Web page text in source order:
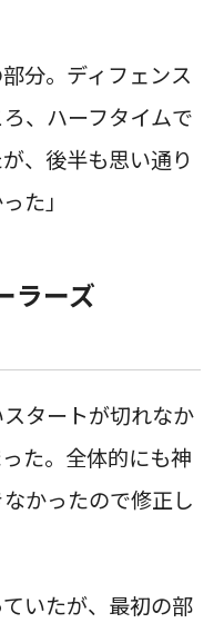
分。ディフェンス
、ハーフタイムで
、後半も思い通り
た」
ラーズ
スタートが切れなか
た。全体的にも神
かったので修正し
いたが、最初の部